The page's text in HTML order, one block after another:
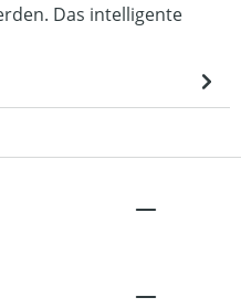
Das intelligente